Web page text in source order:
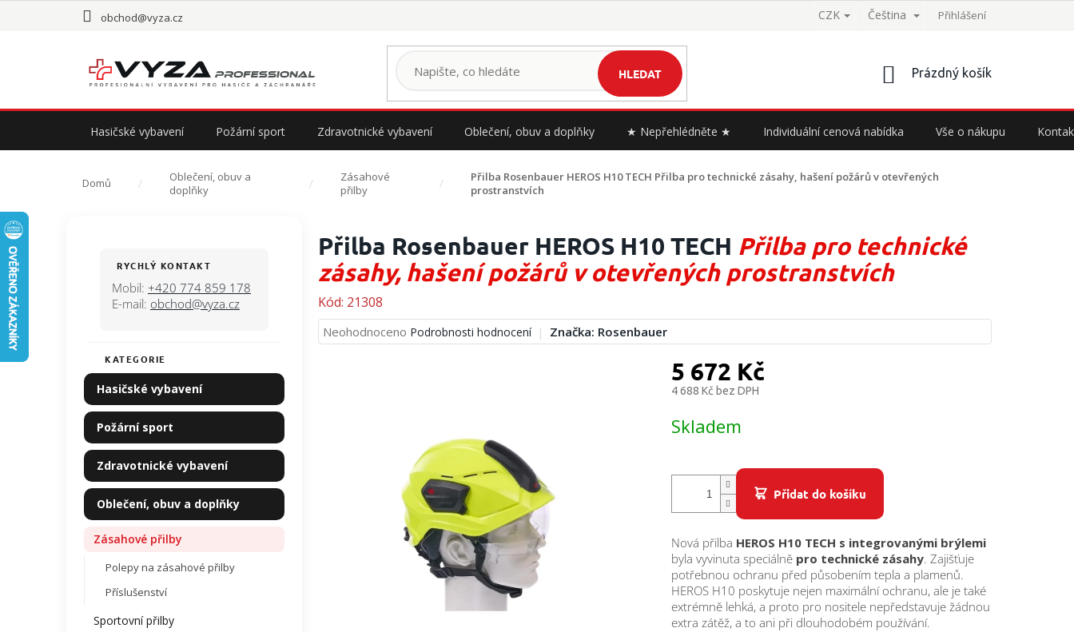
obchod@vyza.cz CZK Čeština Přihlášení
HLEDAT
NÁKUPNÍ
Prázdný košík
Hasičské vybavení Požární sport Zdravotnické vybavení Oblečení, obuv a doplňky ★ Nepřehlédněte ★ Individuální cenová nabídka Vše o nákupu
Domů
Oblečení, obuv a
doplňky
Zásahové
přilby
Přilba Rosenbauer HEROS H10 TECH Přilba pro technické zásahy, hašení požárů v otevřených
prostranstvích
RYCHLÝ KONTAKT
Mobil: +420 774 859 178
E-mail: obchod@vyza.cz
Přeskočit
kategorie
KATEGORIE
Hasičské vybavení
Požární sport
Zdravotnické vybavení
Oblečení, obuv a doplňky
Zásahové přilby
Polepy na zásahové přilby
Příslušenství
Sportovní přilby
Přilba Rosenbauer HEROS H10 TECH Přilba pro technické
zásahy, hašení požárů v otevřených prostranstvích
Kód: 21308
Průměrné
hodnocení
Neohodnoceno Podrobnosti hodnocení Značka: Rosenbauer
5 672 Kč
4 688 Kč bez DPH
cena:
Skladem
Přidat do košíku
Nová přilba HEROS H10 TECH s integrovanými brýlemi
byla vyvinuta speciálně pro technické zásahy. Zajišťuje
potřebnou ochranu před působením tepla a plamenů.
HEROS H10 poskytuje nejen maximální ochranu, ale je také
extrémně lehká, a proto pro nositele nepředstavuje žádnou
extra zátěž, a to ani při dlouhodobém používání.